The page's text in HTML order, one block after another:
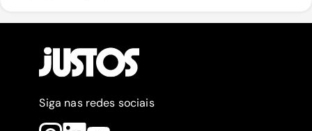
Siga nas redes sociais